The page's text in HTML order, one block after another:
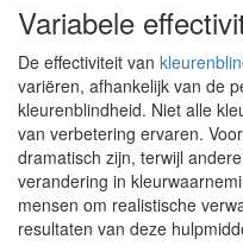
Variabele
De effectiviteit van
variëren, afhankelijk van de
kleurenblindheid. Niet alle
van verbetering ervaren.
dramatisch zijn, terwijl
verandering in
mensen om realistische
resultaten van deze